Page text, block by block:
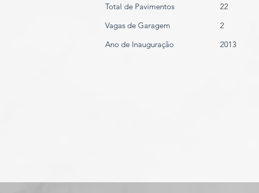
Total de Pavimentos
Vagas de Garagem
Ano de Inauguração
22
2
2013